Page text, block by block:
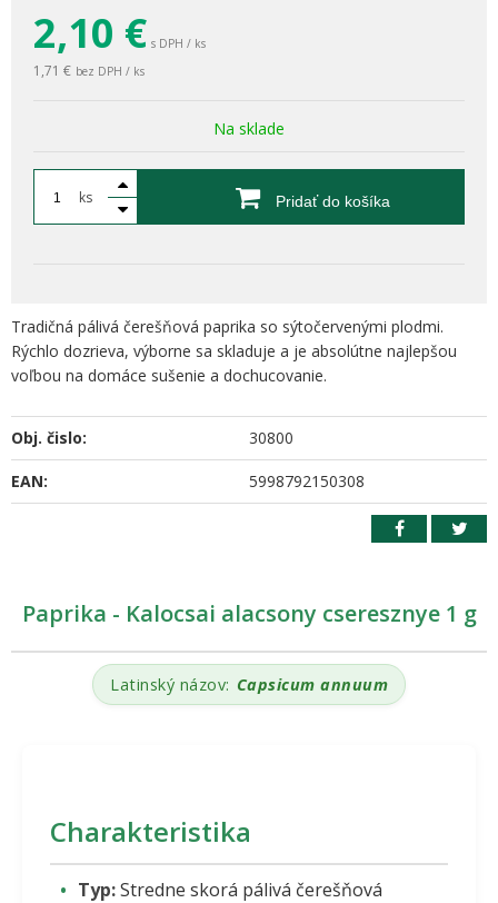
2,10 € s DPH / ks
1,71 € bez DPH / ks
Na sklade
ks Pridať do košíka
Tradičná pálivá čerešňová paprika so sýtočervenými plodmi.
Rýchlo dozrieva, výborne sa skladuje a je absolútne najlepšou
voľbou na domáce sušenie a dochucovanie.
Obj. čislo: 30800
EAN: 5998792150308
Paprika - Kalocsai alacsony cseresznye 1 g
Latinský názov: Capsicum annuum
Charakteristika
Typ:Stredne skorá pálivá čerešňová